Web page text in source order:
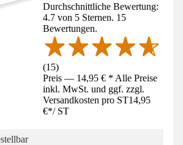
Durchschnittliche Bewertung:
4.7 von 5 Sternen. 15
Bewertungen.
(15)
Preis — 14,95 € * Alle Preise
inkl. MwSt. und ggf. zzgl.
Versandkosten pro ST14,95
€*/ ST